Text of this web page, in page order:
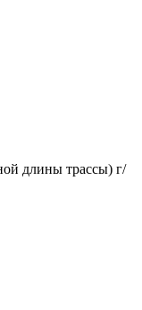
длины трассы) г/